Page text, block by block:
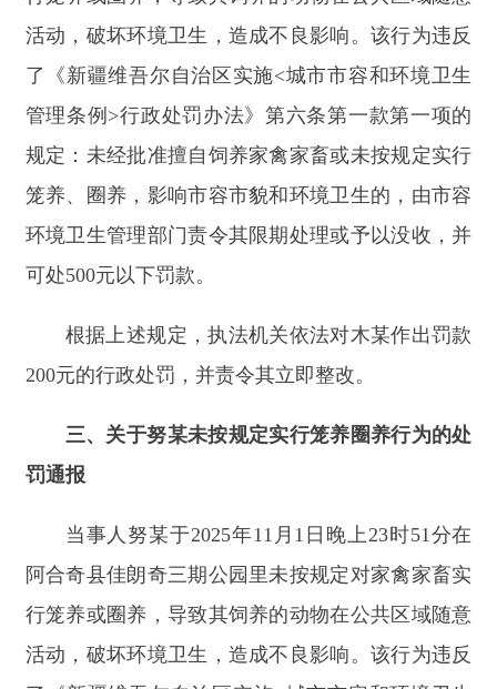
可处500元以下罚款。
根据上述规定，执法机关依法对木某作出罚款
200元的行政处罚，并责令其立即整改。
当事人努某于2025年11月1日晚上23时51分在
行笼养或圈养，导致其饲养的动物在公共区域随意
活动，破坏环境卫生，造成不良影响。该行为违反
管理条例>行政处罚办法》第六条第一款第一项的
规定：未经批准擅自饲养家禽家畜或未按规定实行
环境卫生管理部门责令其限期处理或予以没收，并
可处500元以下罚款。